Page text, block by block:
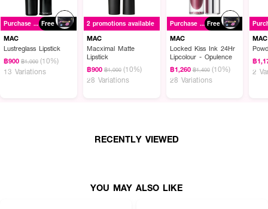
Purchase ฿1500+ Free
MAC
Lustreglass Lipstick
฿900 ฿1,000 (10%)
13 Variations
2 promotions available
MAC
Macximal Matte
Lipstick
฿900 ฿1,000 (10%)
28 Variations
Purchase ฿1500+ Free
MAC
Locked Kiss Ink 24Hr
Lipcolour - Opulence
฿1,260 ฿1,400 (10%)
28 Variations
MAC
฿
2
RECENTLY VIEWED
YOU MAY ALSO LIKE